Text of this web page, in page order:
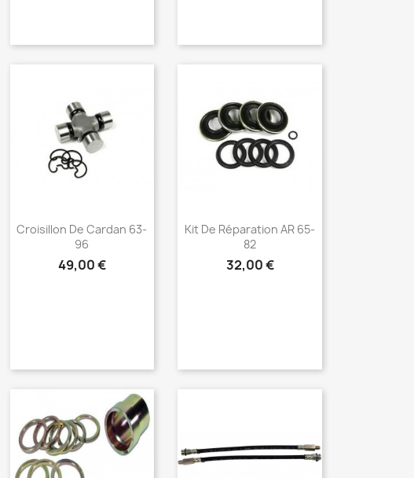
Aperçu rapide
Croisillon De Cardan 63-
96
49,00 €
Aperçu rapide
Kit De Réparation AR 65-
82
32,00 €